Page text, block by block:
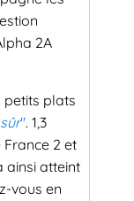
2A
petits plats
". 1,3
2 et
ainsi atteint
vous en